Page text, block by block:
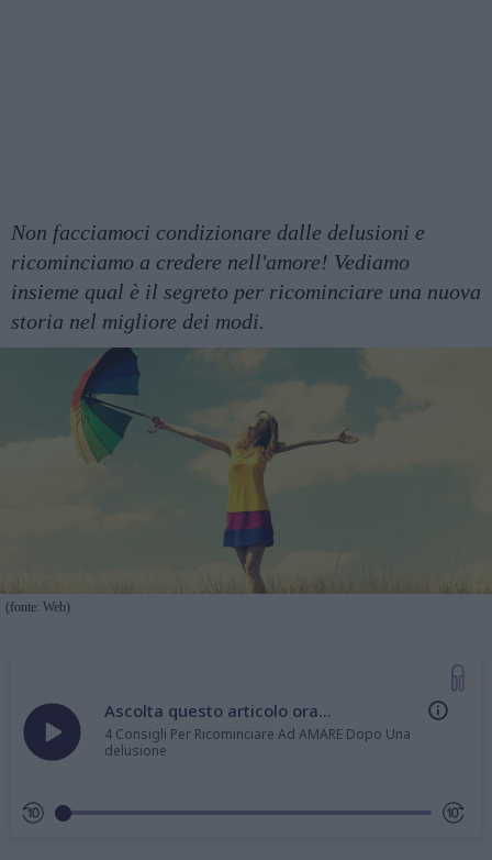
Non facciamoci condizionare dalle delusioni e
ricominciamo a credere nell'amore! Vediamo
insieme qual è il segreto per ricominciare una nuova
storia nel migliore dei modi.
(fonte: Web)
Ascolta questo articolo ora...
4 Consigli Per Ricominciare Ad AMARE Dopo Una
delusione